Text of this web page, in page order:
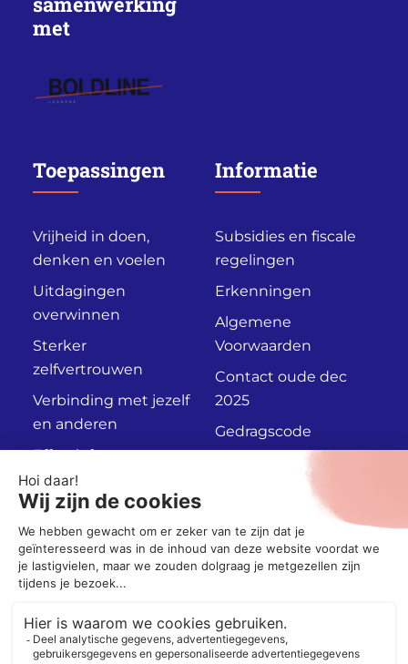
met
Toepassingen
Vrijheid in doen,
denken en voelen
Uitdagingen
overwinnen
Sterker
zelfvertrouwen
Verbinding met jezelf
en anderen
Effectief
communiceren
Informatie
Subsidies en fiscale
regelingen
Erkenningen
Algemene
Voorwaarden
Contact oude dec
2025
Gedragscode
Socials